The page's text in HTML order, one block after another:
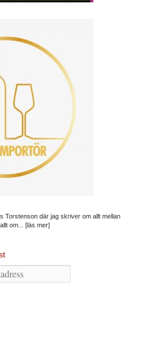
Torstenson där jag skriver om allt mellan
om... [läs mer]